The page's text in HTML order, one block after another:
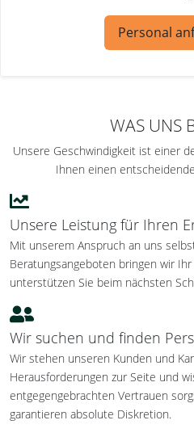
Personal
WAS UNS
Unsere Geschwindigkeit ist einer
Ihnen einen
Unsere Leistung für Ihren
Mit unserem Anspruch an uns
Beratungsangeboten bringen wir
unterstützen Sie beim nächsten
Wir suchen und finden
Wir stehen unseren Kunden und
Herausforderungen zur Seite und
entgegengebrachten Vertrauen
garantieren absolute Diskretion.